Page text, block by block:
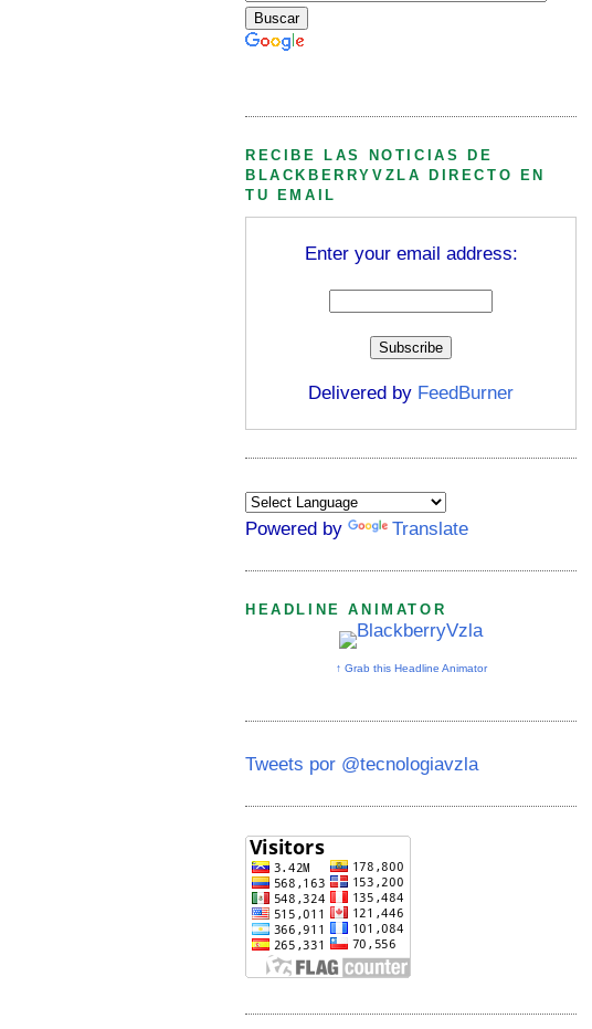
RECIBE LAS NOTICIAS DE
BLACKBERRYVZLA DIRECTO EN
TU EMAIL
Enter your email address:
Delivered by FeedBurner
Powered by Translate
HEADLINE ANIMATOR
↑ Grab this Headline Animator
Tweets por @tecnologiavzla